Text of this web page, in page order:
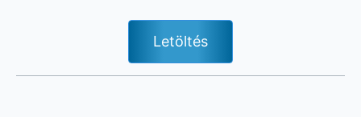
Letöltés